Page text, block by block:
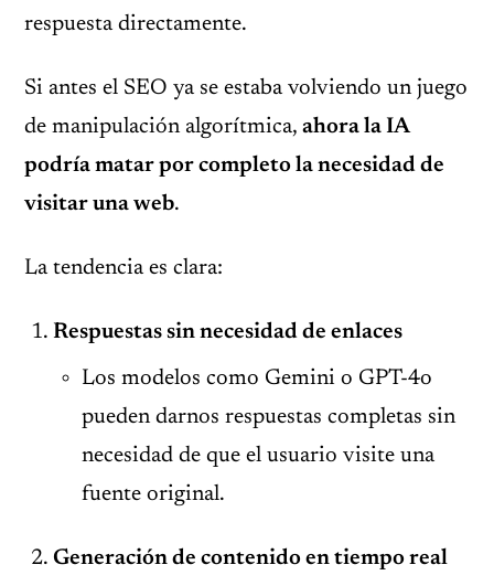
respuesta directamente.
Si antes el SEO ya se estaba volviendo un juego
de manipulación algorítmica, ahora la IA
podría matar por completo la necesidad de
visitar una web.
La tendencia es clara:
Respuestas sin necesidad de enlaces
Los modelos como Gemini o GPT-4o
pueden darnos respuestas completas sin
necesidad de que el usuario visite una
fuente original.
Generación de contenido en tiempo real